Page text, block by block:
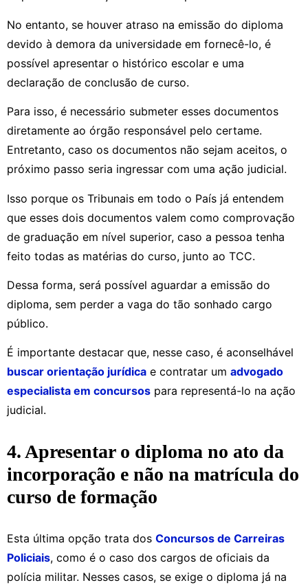
No entanto, se houver atraso na emissão do diploma
devido à demora da universidade em fornecê-lo, é
possível apresentar o histórico escolar e uma
declaração de conclusão de curso.
Para isso, é necessário submeter esses documentos
diretamente ao órgão responsável pelo certame.
Entretanto, caso os documentos não sejam aceitos, o
próximo passo seria ingressar com uma ação judicial.
Isso porque os Tribunais em todo o País já entendem
que esses dois documentos valem como comprovação
de graduação em nível superior, caso a pessoa tenha
feito todas as matérias do curso, junto ao TCC.
Dessa forma, será possível aguardar a emissão do
diploma, sem perder a vaga do tão sonhado cargo
público.
É importante destacar que, nesse caso, é aconselhável
buscar orientação jurídica e contratar um advogado
especialista em concursos para representá-lo na ação
judicial.
4. Apresentar o diploma no ato da
incorporação e não na matrícula do
curso de formação
Esta última opção trata dos Concursos de Carreiras
Policiais, como é o caso dos cargos de oficiais da
polícia militar. Nesses casos, se exige o diploma já na